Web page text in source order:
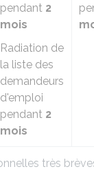
très
pendant 2
mois
Radiation de
la liste des
demandeurs
d'emploi
pendant 2
mois